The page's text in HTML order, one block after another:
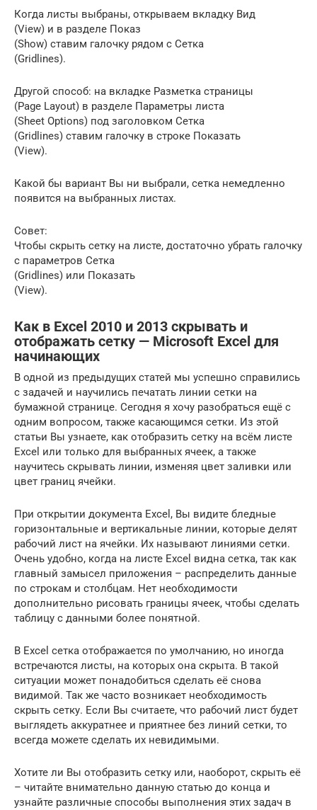
Когда листы выбраны, открываем вкладку Вид
(View) и в разделе Показ
(Show) ставим галочку рядом с Сетка
(Gridlines).
Другой способ: на вкладке Разметка страницы
(Page Layout) в разделе Параметры листа
(Sheet Options) под заголовком Сетка
(Gridlines) ставим галочку в строке Показать
(View).
Какой бы вариант Вы ни выбрали, сетка немедленно
появится на выбранных листах.
Совет:
Чтобы скрыть сетку на листе, достаточно убрать галочку
с параметров Сетка
(Gridlines) или Показать
(View).
Как в Excel 2010 и 2013 скрывать и
отображать сетку — Microsoft Excel для
начинающих
В одной из предыдущих статей мы успешно справились
с задачей и научились печатать линии сетки на
бумажной странице. Сегодня я хочу разобраться ещё с
одним вопросом, также касающимся сетки. Из этой
статьи Вы узнаете, как отобразить сетку на всём листе
Excel или только для выбранных ячеек, а также
научитесь скрывать линии, изменяя цвет заливки или
цвет границ ячейки.
При открытии документа Excel, Вы видите бледные
горизонтальные и вертикальные линии, которые делят
рабочий лист на ячейки. Их называют линиями сетки.
Очень удобно, когда на листе Excel видна сетка, так как
главный замысел приложения – распределить данные
по строкам и столбцам. Нет необходимости
дополнительно рисовать границы ячеек, чтобы сделать
таблицу с данными более понятной.
В Excel сетка отображается по умолчанию, но иногда
встречаются листы, на которых она скрыта. В такой
ситуации может понадобиться сделать её снова
видимой. Так же часто возникает необходимость
скрыть сетку. Если Вы считаете, что рабочий лист будет
выглядеть аккуратнее и приятнее без линий сетки, то
всегда можете сделать их невидимыми.
Хотите ли Вы отобразить сетку или, наоборот, скрыть её
– читайте внимательно данную статью до конца и
узнайте различные способы выполнения этих задач в